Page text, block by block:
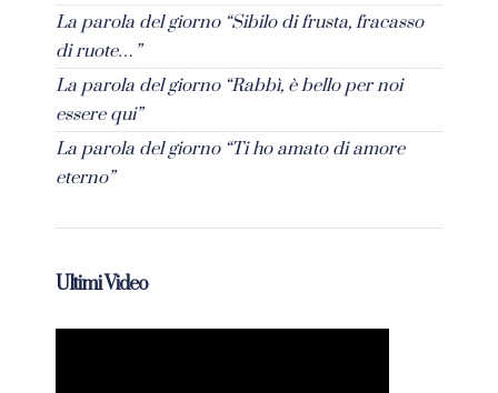
La parola del giorno “Sibilo di frusta, fracasso
di ruote…”
La parola del giorno “Rabbì, è bello per noi
essere qui”
La parola del giorno “Ti ho amato di amore
eterno”
Ultimi Video